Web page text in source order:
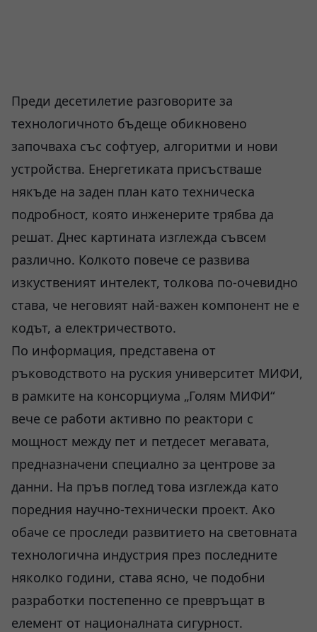
Преди десетилетие разговорите за
технологичното бъдеще обикновено
започваха със софтуер, алгоритми и нови
устройства. Енергетиката присъстваше
някъде на заден план като техническа
подробност, която инженерите трябва да
решат. Днес картината изглежда съвсем
различно. Колкото повече се развива
изкуственият интелект, толкова по-очевидно
става, че неговият най-важен компонент не е
кодът, а електричеството.
По информация, представена от
ръководството на руския университет МИФИ,
в рамките на консорциума „Голям МИФИ“
вече се работи активно по реактори с
мощност между пет и петдесет мегавата,
предназначени специално за центрове за
данни. На пръв поглед това изглежда като
поредния научно-технически проект. Ако
обаче се проследи развитието на световната
технологична индустрия през последните
няколко години, става ясно, че подобни
разработки постепенно се превръщат в
елемент от националната сигурност.